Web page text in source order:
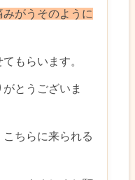
がうそのように
もらいます。
とうございま
ちらに来られる